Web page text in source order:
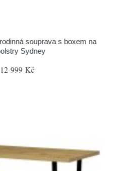
souprava s boxem na
Sydney
12 999 Kč